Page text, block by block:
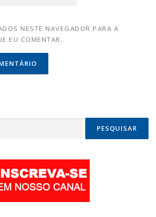
NESTE NAVEGADOR PARA A
EU COMENTAR.